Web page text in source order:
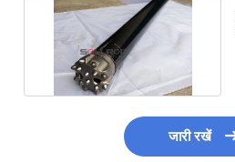
जारी रखें